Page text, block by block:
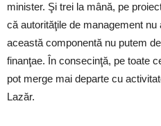
minister. Şi trei la mână, pe
că autorităţile de management
această componentă nu putem
finanţae. În consecinţă, pe toate
pot merge mai departe cu
Lazăr.